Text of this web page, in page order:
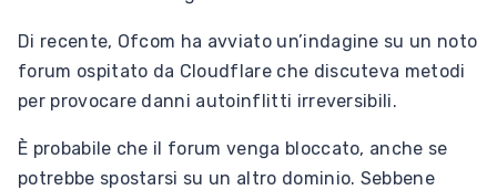
Di recente, Ofcom ha avviato un’indagine su un noto
forum ospitato da Cloudflare che discuteva metodi
per provocare danni autoinflitti irreversibili.
È probabile che il forum venga bloccato, anche se
potrebbe spostarsi su un altro dominio. Sebbene